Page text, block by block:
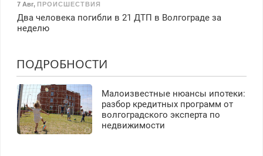
7 Авг, ПРОИСШЕСТВИЯ
Два человека погибли в 21 ДТП в Волгограде за
неделю
ПОДРОБНОСТИ
Малоизвестные нюансы ипотеки:
разбор кредитных программ от
волгоградского эксперта по
недвижимости